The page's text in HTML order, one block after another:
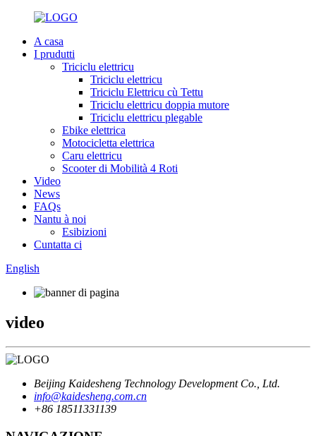
A casa
I prudutti
Triciclu elettricu
Triciclu elettricu
Triciclu Elettricu cù Tettu
Triciclu elettricu doppia mutore
Triciclu elettricu plegable
Ebike elettrica
Motocicletta elettrica
Caru elettricu
Scooter di Mobilità 4 Roti
Video
News
FAQs
Nantu à noi
Esibizioni
Cuntatta ci
English
video
Beijing Kaidesheng Technology Development Co., Ltd.
info@kaidesheng.com.cn
+86 18511331139